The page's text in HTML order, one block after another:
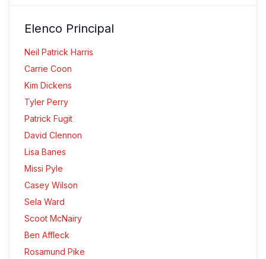
Elenco Principal
Neil Patrick Harris
Carrie Coon
Kim Dickens
Tyler Perry
Patrick Fugit
David Clennon
Lisa Banes
Missi Pyle
Casey Wilson
Sela Ward
Scoot McNairy
Ben Affleck
Rosamund Pike